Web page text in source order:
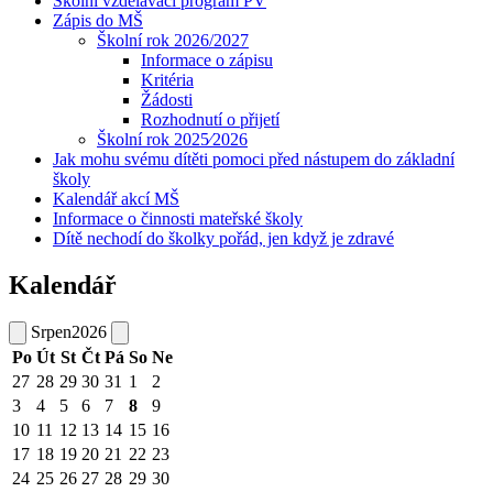
Zápis do MŠ
Školní rok 2026/2027
Informace o zápisu
Kritéria
Žádosti
Rozhodnutí o přijetí
Školní rok 2025⁄2026
Jak mohu svému dítěti pomoci před nástupem do základní
školy
Kalendář akcí MŠ
Informace o činnosti mateřské školy
Dítě nechodí do školky pořád, jen když je zdravé
Kalendář
Srpen2026
Po Út St Čt Pá So Ne
27 28 29 30 31 1
2
3
4 5 6 7 8
9
10 11 12 13 14 15 16
17 18 19 20 21 22 23
24 25 26 27 28 29 30